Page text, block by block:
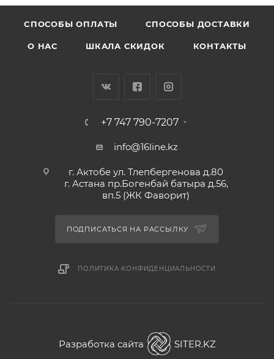
CПОСОБЫ ОПЛАТЫ СПОСОБЫ ДОСТАВКИ
О НАС ШКАЛА СКИДОК КОНТАКТЫ
+7 747 790-7207
info@16line.kz
г. Актобе ул. Тлепбергенова д.80
г. Астана пр.Богенбай батыра д.56,
вп.5 (ЖК Фаворит)
ПОДПИСАТЬСЯ НА РАССЫЛКУ
ПОЛИТИКА КОНФИДЕНЦИАЛЬНОСТИ
Разработка сайта SITER.KZ